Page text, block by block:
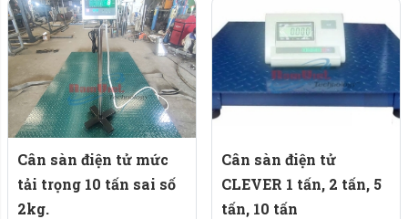
Thiết kế chống bụi, cũng như sự ảnh hưởng của
môi trường.
Người sử dụng có thể lựa chọn các đơn vị khác
nhau kg, gram, trừ bì, theo nhu cầu riêng.
Thiết kế theo kiểu dáng công nghiệp.
Chúng tôi luôn cố gắng hết mình để mang lại sự hài lòng
Cân sàn điện tử mức
tải trọng 10 tấn sai số
2kg.
Cân sàn điện tử
CLEVER 1 tấn, 2 tấn, 5
tấn, 10 tấn